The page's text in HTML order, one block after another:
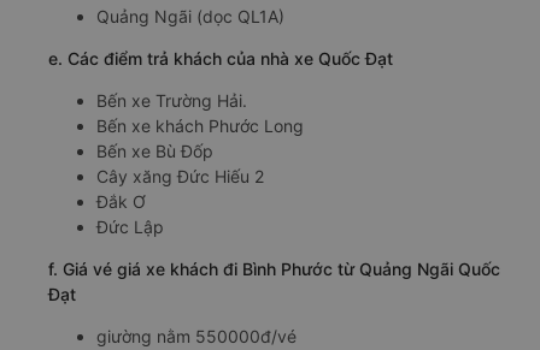
Quảng Ngãi (dọc QL1A)
e. Các điểm trả khách của nhà xe Quốc Đạt
Bến xe Trường Hải.
Bến xe khách Phước Long
Bến xe Bù Đốp
Cây xăng Đức Hiếu 2
Đắk Ơ
Đức Lập
f. Giá vé giá xe khách đi Bình Phước từ Quảng Ngãi Quốc
Đạt
giường nằm 550000đ/vé